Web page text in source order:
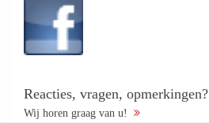
Reacties, vragen, opmerkingen?
Wij horen graag van u!